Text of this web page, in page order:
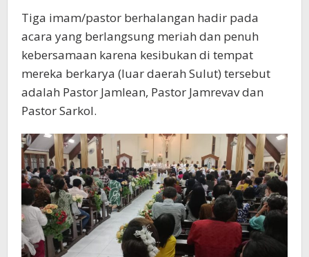
Tiga imam/pastor berhalangan hadir pada
acara yang berlangsung meriah dan penuh
kebersamaan karena kesibukan di tempat
mereka berkarya (luar daerah Sulut) tersebut
adalah Pastor Jamlean, Pastor Jamrevav dan
Pastor Sarkol.